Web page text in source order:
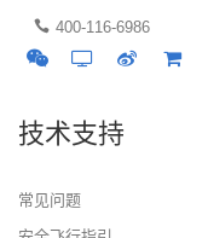
400-116-6986
技术支持
常见问题